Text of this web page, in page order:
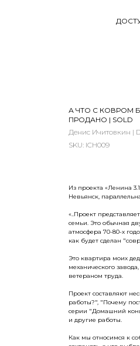
А ЧТО С КОВРОМ
ПРОДАНО | SOLD
Денис Ичитовкин |
SKU: ICH009
Из проекта «Ленина
Невьянск,
«..Проект
семьи. Это обычная
атмосфера 70-80-х
как будет сделан
Это квартира моих
механического
ветераном труда.
Проект составляют
работы?", "Почему
серии "Домашний
и другие работы.
Как мы относимся к